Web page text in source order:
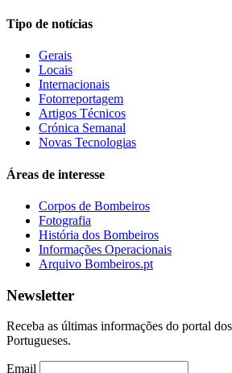
Tipo de notícias
Gerais
Locais
Internacionais
Fotorreportagem
Artigos Técnicos
Crónica Semanal
Novas Tecnologias
Áreas de interesse
Corpos de Bombeiros
Fotografia
História dos Bombeiros
Informações Operacionais
Arquivo Bombeiros.pt
Newsletter
Receba as últimas informações do portal
Portugueses.
Email